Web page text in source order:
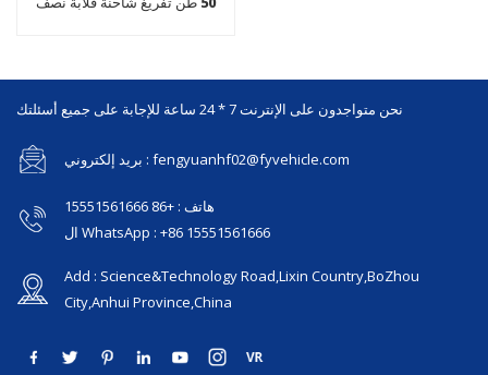
نحن متواجدون على الإنترنت 7 * 24 ساعة للإجابة على جميع أسئلتك
بريد إلكتروني : fengyuanhf02@fyvehicle.com
هاتف : +86 15551561666
ال WhatsApp : +86 15551561666
Add : Science&Technology Road,Lixin Country,BoZhou
City,Anhui Province,China